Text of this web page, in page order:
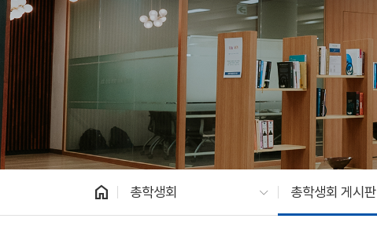
home 총학생회 총학생회 게시판